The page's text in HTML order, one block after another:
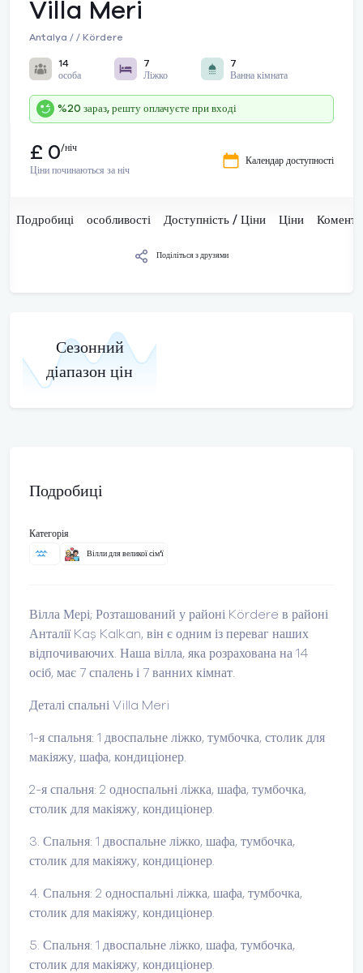
Villa Meri
Antalya / / Kördere
14
особа
7
Ліжко
7
Ванна кімната
%20 зараз, решту оплачуєте при вході
£ 0/ніч
Ціни починаються за ніч
Календар доступності
Подробиці особливості Доступність / Ціни Ціни
Поділіться з друзями
Сезонний
діапазон цін
Подробиці
Категорія
Вілли для великої сім'ї
Вілла Мері; Розташований у районі Kördere в районі
Анталії Kaş Kalkan, він є одним із переваг наших
відпочиваючих. Наша вілла, яка розрахована на 14
осіб, має 7 спалень і 7 ванних кімнат.
Деталі спальні Villa Meri
1-я спальня: 1 двоспальне ліжко, тумбочка, столик для
макіяжу, шафа, кондиціонер.
2-я спальня: 2 односпальні ліжка, шафа, тумбочка,
столик для макіяжу, кондиціонер.
3. Спальня: 1 двоспальне ліжко, шафа, тумбочка,
столик для макіяжу, кондиціонер.
4. Спальня: 2 односпальні ліжка, шафа, тумбочка,
столик для макіяжу, кондиціонер.
5. Спальня: 1 двоспальне ліжко, шафа, тумбочка,
столик для макіяжу, кондиціонер.